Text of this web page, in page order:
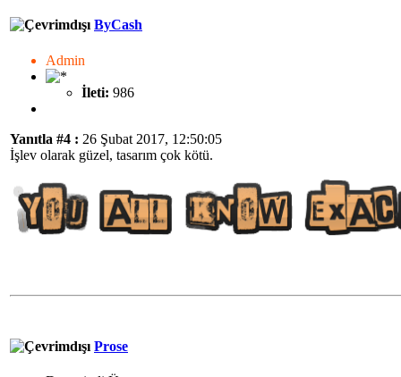
ByCash
Admin
İleti: 986
Yanıtla #4 : 26 Şubat 2017, 12:50:05
İşlev olarak güzel, tasarım çok kötü.
Prose